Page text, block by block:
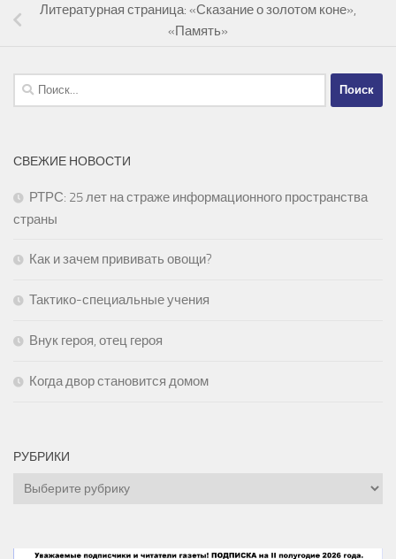
Литературная страница: «Сказание о золотом коне»,
«Память»
Найти:
СВЕЖИЕ НОВОСТИ
РТРС: 25 лет на страже информационного пространства
страны
Как и зачем прививать овощи?
Тактико-специальные учения
Внук героя, отец героя
Когда двор становится домом
РУБРИКИ
Рубрики